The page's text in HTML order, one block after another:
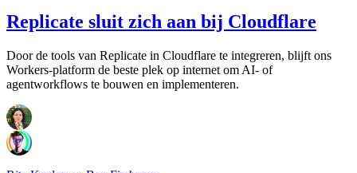
Replicate sluit zich aan bij Cloudflare
Door de tools van Replicate in Cloudflare te integreren, blijft ons
Workers-platform de beste plek op internet om AI- of
agentworkflows te bouwen en implementeren.